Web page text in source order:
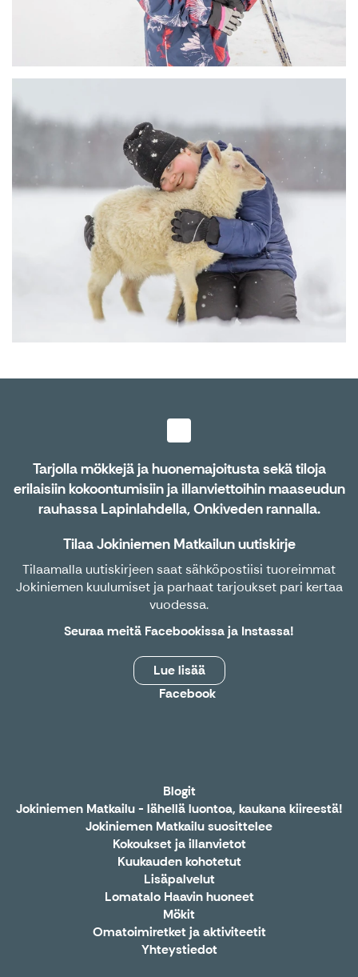
Tarjolla mökkejä ja huonemajoitusta sekä tiloja
erilaisiin kokoontumisiin ja illanviettoihin maaseudun
rauhassa Lapinlahdella, Onkiveden rannalla.
Tilaa Jokiniemen Matkailun uutiskirje
Tilaamalla uutiskirjeen saat sähköpostiisi tuoreimmat
Jokiniemen kuulumiset ja parhaat tarjoukset pari kertaa
vuodessa.
Seuraa meitä Facebookissaja Instassa!
Lue lisää
Facebook
Blogit
Jokiniemen Matkailu - lähellä luontoa, kaukana kiireestä!
Jokiniemen Matkailu suosittelee
Kokoukset ja illanvietot
Kuukauden kohotetut
Lisäpalvelut
Lomatalo Haavin huoneet
Mökit
Omatoimiretket ja aktiviteetit
Yhteystiedot